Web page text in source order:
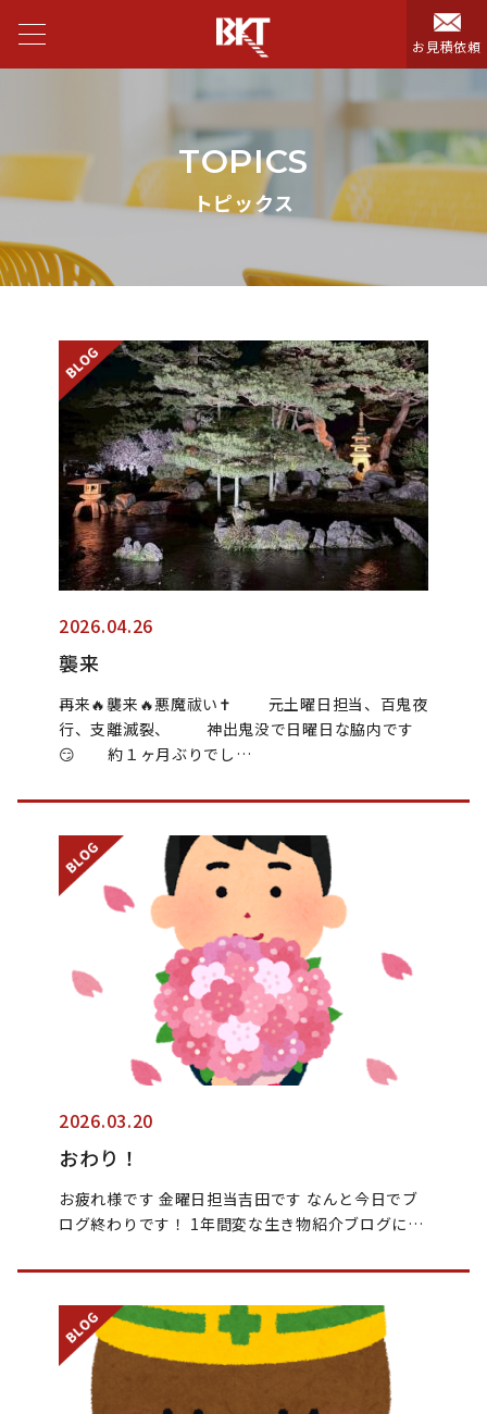
お見積依頼
TOPICS
トピックス
2026.04.26
襲来
再来🔥襲来🔥悪魔祓い✝️ 元土曜日担当、百鬼夜
行、支離滅裂、 神出鬼没で日曜日な脇内です
😏 約１ヶ月ぶりでし…
2026.03.20
おわり！
お疲れ様です 金曜日担当吉田です なんと今日でブ
ログ終わりです！ 1年間変な生き物紹介ブログに…